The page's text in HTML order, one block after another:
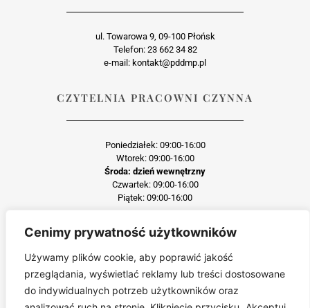
Cenimy prywatność użytkowników
Używamy plików cookie, aby poprawić jakość
przeglądania, wyświetlać reklamy lub treści dostosowane
do indywidualnych potrzeb użytkowników oraz
ul. Towarowa 9, 09-100 Płońsk
Telefon: 23 662 34 82
e-mail: kontakt@pddmp.pl
CZYTELNIA PRACOWNI CZYNNA
Poniedziałek: 09:00-16:00
Wtorek: 09:00-16:00
Środa: dzień wewnętrzny
Czwartek: 09:00-16:00
Piątek: 09:00-16:00
Każda reprodukcja lub adaptacja całości bądź części materiału, niezależnie od
Jakiekolwiek kopiowanie, reprodukcja lub publikacja prezentowanego materiału
pochodzącego ze strony pddmp.pl w jakiejkolwiek formie i postaci jest zabroniona
Wszelkie zgłoszenia dotyczące naruszenia praw autorskich będą wnikliwie